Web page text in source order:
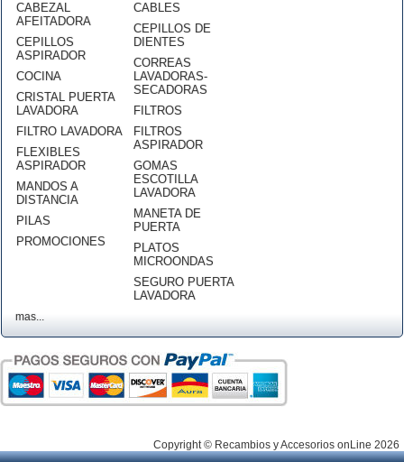
CABEZAL
AFEITADORA
CEPILLOS
ASPIRADOR
COCINA
CRISTAL PUERTA
LAVADORA
FILTRO LAVADORA
FLEXIBLES
ASPIRADOR
MANDOS A
DISTANCIA
PILAS
PROMOCIONES
CABLES
CEPILLOS DE
DIENTES
CORREAS
LAVADORAS-
SECADORAS
FILTROS
FILTROS
ASPIRADOR
GOMAS
ESCOTILLA
LAVADORA
MANETA DE
PUERTA
PLATOS
MICROONDAS
SEGURO PUERTA
LAVADORA
mas...
Copyright © Recambios y Accesorios onLine 2026